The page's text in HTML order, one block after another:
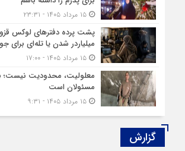
۱۵ مرداد ۱۴۰۵ - ۲۳:۳۱
پشت پرده دفترهای لوکس
میلیاردر شدن یا تله‌ای برای
۱۵ مرداد ۱۴۰۵ - ۱۷:۰۰
معلولیت، محدودیت نیست؛
مسئولان است
۱۵ مرداد ۱۴۰۵ - ۹:۳۱
گزارش‌